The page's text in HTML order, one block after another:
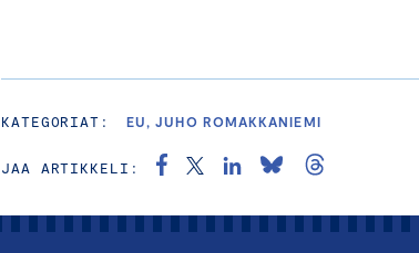
KATEGORIAT: EU, JUHO ROMAKKANIEMI
JAA ARTIKKELI: